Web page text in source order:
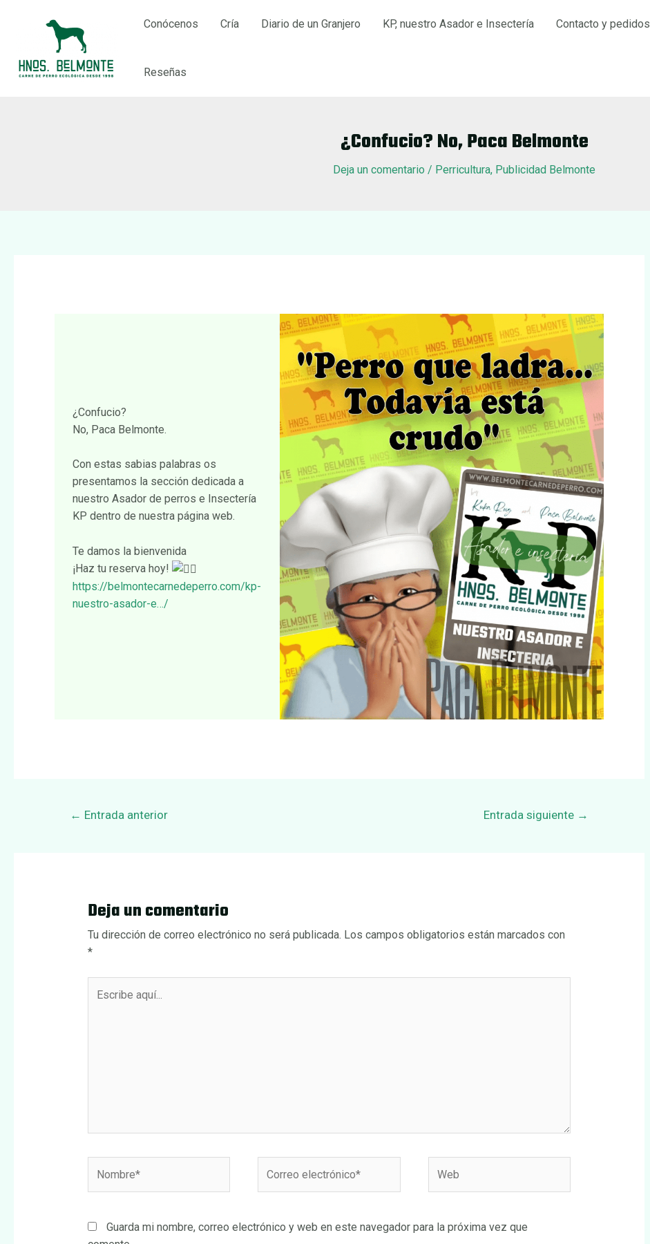
Conócenos Cría Diario de un Granjero KP, nuestro Asador e Insectería Contacto y pedidos
Reseñas
¿Confucio? No, Paca Belmonte
Deja un comentario / Perricultura, Publicidad Belmonte
¿Confucio?
No, Paca Belmonte.
Con estas sabias palabras os
presentamos la sección dedicada a
nuestro Asador de perros e Insectería
KP dentro de nuestra página web.
Te damos la bienvenida
¡Haz tu reserva hoy!
https://belmontecarnedeperro.com/kp-
nuestro-asador-e…/
Navegación
← Entrada anterior Entrada siguiente →
Deja un comentario
Tu dirección de correo electrónico no será publicada. Los campos obligatorios están marcados con
*
aquí...
electrónico*
Guarda mi nombre, correo electrónico y web en este navegador para la próxima vez que